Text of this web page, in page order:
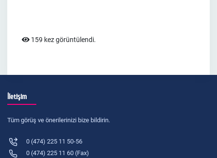
159 kez görüntülendi.
İletişim
Tüm görüş ve önerilerinizi bize bildirin.
0 (474) 225 11 50-56
0 (474) 225 11 60 (Fax)